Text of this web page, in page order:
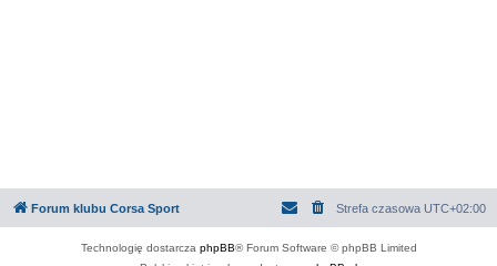
Forum klubu Corsa Sport Strefa czasowa UTC+02:00
Technologię dostarcza phpBB® Forum Software © phpBB Limited